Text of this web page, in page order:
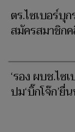
ตร.ไซเบอร์บุ
สมัครสมาชิก
‘รอง ผบช.ไซ
ปม‘บิ๊กโจ๊ก’ยื่